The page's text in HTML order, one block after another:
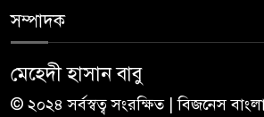
সম্পাদক
মেহেদী হাসান বাবু
© ২০২৪ সর্বস্বত্ব সংরক্ষিত | বিজনেস